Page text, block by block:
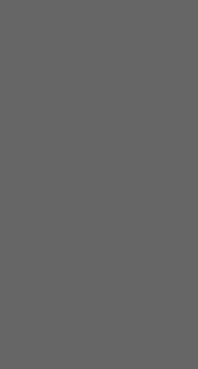
Onze
Onze